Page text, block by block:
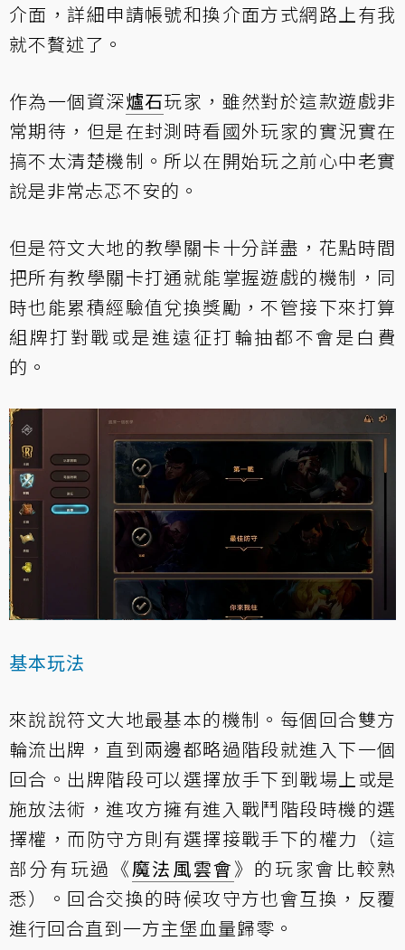
介面，詳細申請帳號和換介面方式網路上有我
就不贅述了。
作為一個資深爐石玩家，雖然對於這款遊戲非
常期待，但是在封測時看國外玩家的實況實在
搞不太清楚機制。所以在開始玩之前心中老實
說是非常忐忑不安的。
但是符文大地的教學關卡十分詳盡，花點時間
把所有教學關卡打通就能掌握遊戲的機制，同
時也能累積經驗值兌換獎勵，不管接下來打算
組牌打對戰或是進遠征打輪抽都不會是白費
的。
基本玩法
來說說符文大地最基本的機制。每個回合雙方
輪流出牌，直到兩邊都略過階段就進入下一個
回合。出牌階段可以選擇放手下到戰場上或是
施放法術，進攻方擁有進入戰鬥階段時機的選
擇權，而防守方則有選擇接戰手下的權力（這
部分有玩過《魔法風雲會》的玩家會比較熟
悉）。回合交換的時候攻守方也會互換，反覆
進行回合直到一方主堡血量歸零。